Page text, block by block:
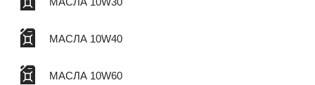
МАСЛА 10W40
МАСЛА 10W60